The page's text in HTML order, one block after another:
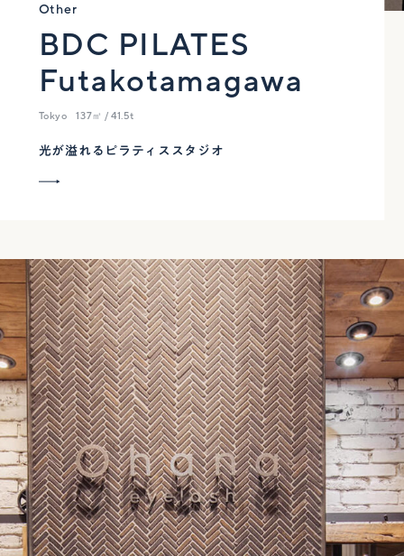
Other
BDC PILATES
Futakotamagawa
Tokyo 137㎡ / 41.5t
光が溢れるピラティススタジオ